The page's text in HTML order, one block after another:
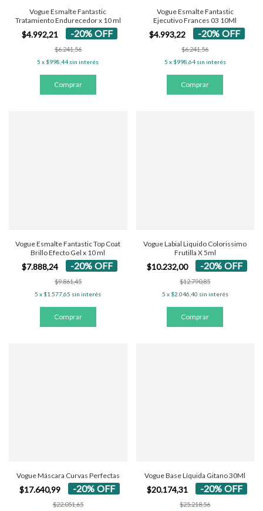
Vogue Esmalte Fantastic
Tratamiento Endurecedor x 10 ml
$4.992,21 -20%OFF
$6.241,56
5 x $998,44 sin interés
Vogue Esmalte Fantastic
Ejecutivo Frances 03 10Ml
$4.993,22 -20% OFF
$6.241,56
5 x $998,64 sin interés
Vogue Esmalte Fantastic Top Coat
Brillo Efecto Gel x 10 ml
$7.888,24 -20%OFF
$9.861,45
5 x $1.577,65 sin interés
Vogue Labial Liquido Colorissimo
Frutilla X 5ml
$10.232,00 -20% OFF
$12.790,85
5 x $2.046,40 sin interés
Vogue Máscara Curvas Perfectas
$17.640,99 -20%OFF
$22.051,65
Vogue Base Líquida Gitano 30Ml
$20.174,31 -20% OFF
$25.218,56